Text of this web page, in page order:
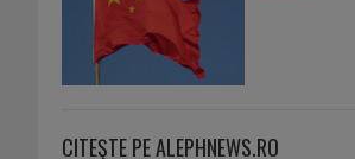
CITEŞTE PE ALEPHNEWS.RO